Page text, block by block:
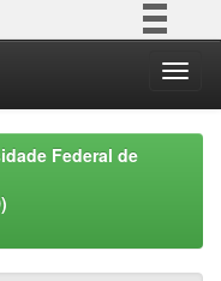
Participe
à informação
Federal de